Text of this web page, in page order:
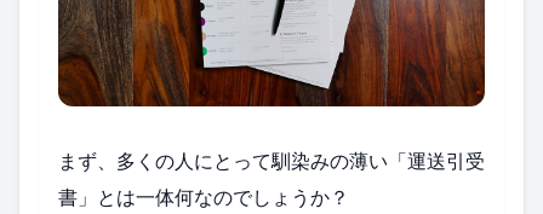
まず、多くの人にとって馴染みの薄い「運送引受
書」とは一体何なのでしょうか？